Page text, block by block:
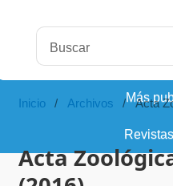
Más
Inicio / Archivos / Acta
Acta